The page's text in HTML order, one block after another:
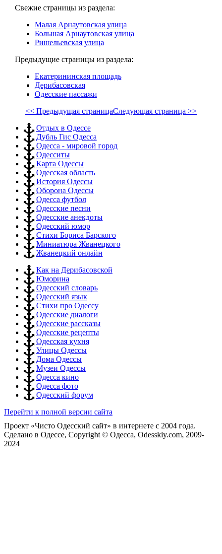
Свежие страницы из раздела:
Малая Арнаутовская улица
Большая Арнаутовская улица
Ришельевская улица
Предыдущие страницы из раздела:
Екатерининская площадь
Дерибасовская
Одесские пассажи
<< Предыдущая страницаСледующая страница >>
Отдых в Одессе
Дубль Гис Одесса
Одесса - мировой город
Одесситы
Карта Одессы
Одесская область
История Одессы
Оборона Одессы
Одесса футбол
Одесские песни
Одесские анекдоты
Одесский юмор
Стихи Бориса Барского
Миниатюра Жванецкого
Жванецкий онлайн
Как на Дерибасовской
Юморина
Одесский словарь
Одесский язык
Стихи про Одессу
Одесские диалоги
Одесские рассказы
Одесские рецепты
Одесская кухня
Улицы Одессы
Дома Одессы
Музеи Одессы
Одесса кино
Одесса фото
Одесский форум
Перейти к полной версии сайта
Проект «Чисто Одесский сайт» в интернете с 2004 года.
Сделано в Одессе, Copyright © Одесса, Odesskiy.com, 2009-
2024